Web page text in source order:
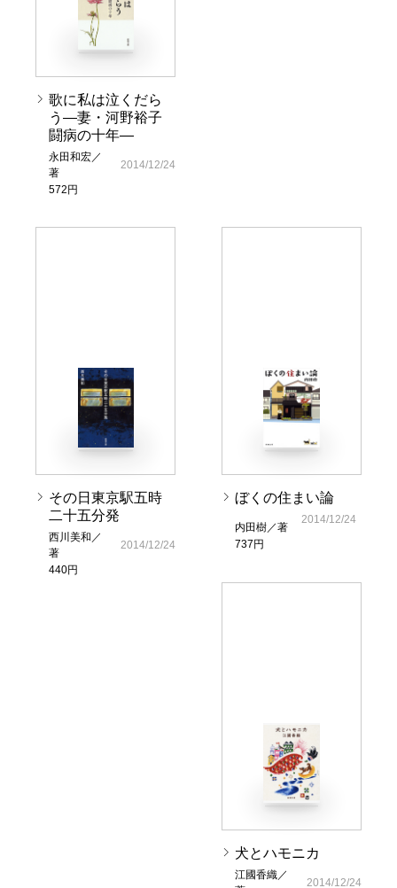
歌に私は泣くだら
う―妻・河野裕子
闘病の十年―
永田和宏／
著
572円
2014/12/24
その日東京駅五時
二十五分発
西川美和／
著
440円
2014/12/24
ぼくの住まい論
内田樹／著
737円
2014/12/24
犬とハモニカ
江國香織／
2014/12/24